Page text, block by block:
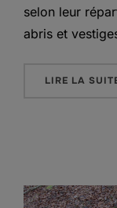
selon leur
abris et
LIRE LA